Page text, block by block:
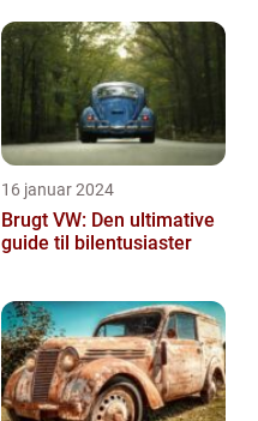
16 januar 2024
Brugt VW: Den ultimative
guide til bilentusiaster